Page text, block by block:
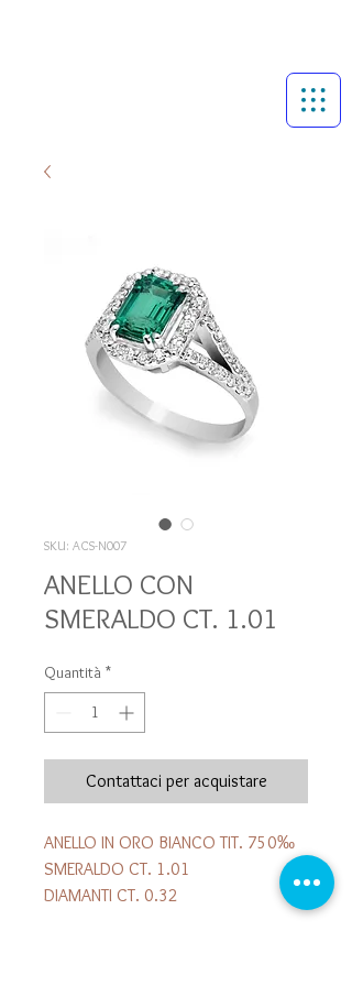
SKU: ACS-N007
ANELLO CON
SMERALDO CT. 1.01
Quantità *
Contattaci per acquistare
ANELLO IN ORO BIANCO TIT. 750‰
SMERALDO CT. 1.01
DIAMANTI CT. 0.32